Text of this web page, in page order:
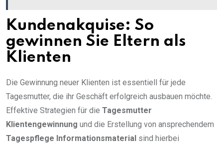
Kundenakquise: So
gewinnen Sie Eltern als
Klienten
Die Gewinnung neuer Klienten ist essentiell für jede
Tagesmutter, die ihr Geschäft erfolgreich ausbauen möchte.
Effektive Strategien für die Tagesmutter
Klientengewinnung und die Erstellung von ansprechendem
Tagespflege Informationsmaterial sind hierbei